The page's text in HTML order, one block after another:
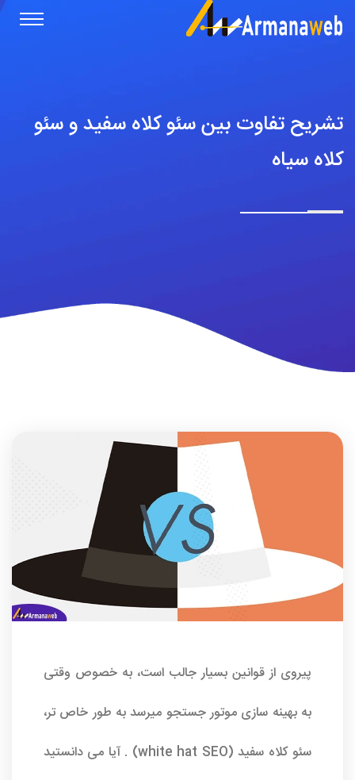
تشریح تفاوت بین سئو کلاه سفید و سئو
کلاه سیاه
پیروی از قوانین بسیار جالب است، به خصوص وقتی
به بهینه سازی موتور جستجو میرسد به طور خاص تر،
سئو کلاه سفید (white hat SEO) . آیا می دانستید